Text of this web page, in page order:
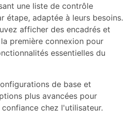
une liste de contrôle
étape, adaptée à leurs besoins.
afficher des encadrés et
première connexion pour
essentielles du
de base et
plus avancées pour
chez l'utilisateur.